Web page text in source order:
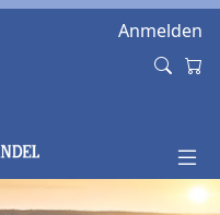
Anmelden